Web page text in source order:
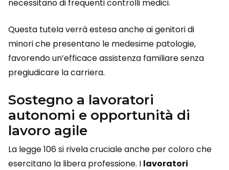
necessitano di frequenti controlli medici.
Questa tutela verrà estesa anche ai genitori di
minori che presentano le medesime patologie,
favorendo un’efficace assistenza familiare senza
pregiudicare la carriera.
Sostegno a lavoratori
autonomi e opportunità di
lavoro agile
La legge 106 si rivela cruciale anche per coloro che
esercitano la libera professione. I lavoratori